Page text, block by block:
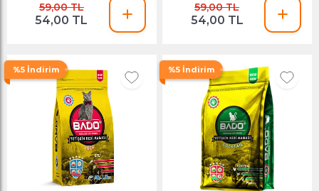
59,00 TL
54,00 TL
59,00 TL
54,00 TL
%5 İndirim %5 İndirim